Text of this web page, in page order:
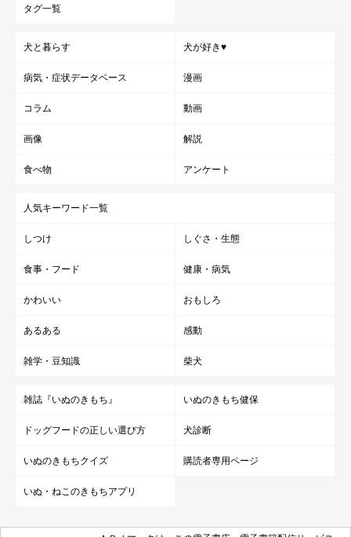
タグ一覧
犬と暮らす 犬が好き♥
病気・症状データベース 漫画
コラム 動画
画像 解説
食べ物 アンケート
人気キーワード一覧
しつけ しぐさ・生態
食事・フード 健康・病気
かわいい おもしろ
あるある 感動
雑学・豆知識 柴犬
雑誌『いぬのきもち』 いぬのきもち健保
ドッグフードの正しい選び方 犬診断
いぬのきもちクイズ 購読者専用ページ
いぬ・ねこのきもちアプリ